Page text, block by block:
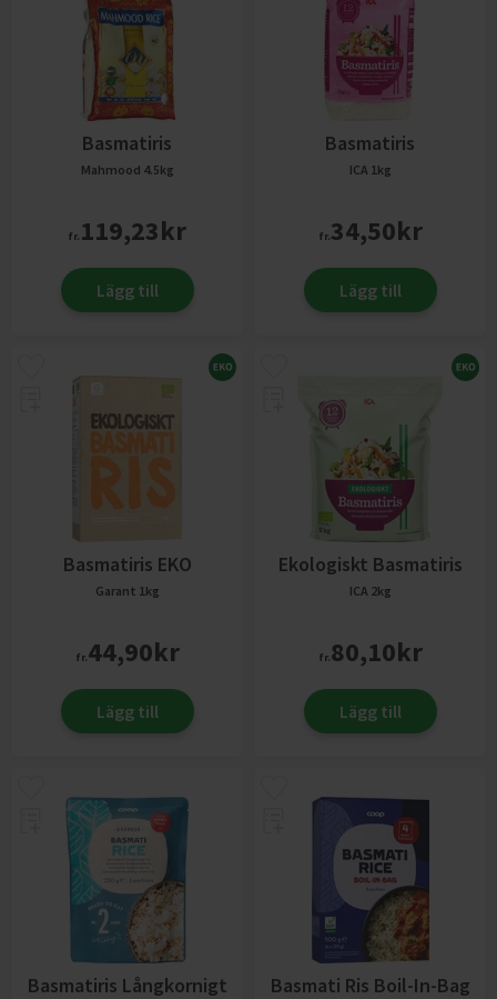
Basmatiris
Mahmood 4.5kg
fr. 119,23kr
Lägg till
Basmatiris
ICA 1kg
fr.34,50kr
Lägg till
Basmatiris EKO
Garant 1kg
fr.44,90kr
Lägg till
Ekologiskt Basmatiris
ICA 2kg
fr.80,10kr
Lägg till
Basmatiris Långkornigt Basmati Ris Boil-In-Bag